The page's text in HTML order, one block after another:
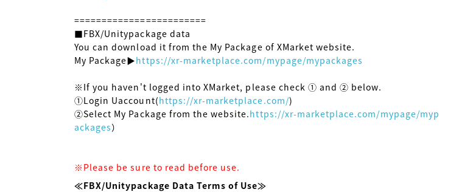
========================
■FBX/Unitypackage data
You can download it from the My Package of XMarket website.
My Package▶https://xr-marketplace.com/mypage/mypackages
※If you haven't logged into XMarket, please check ① and ② below.
①Login Uaccount(https://xr-marketplace.com/)
②Select My Package from the website.https://xr-marketplace.com/mypage/myp
ackages）
※Please be sure to read before use.
≪FBX/Unitypackage Data Terms of Use≫